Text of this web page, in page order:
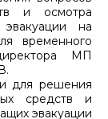
и осмотра
на
временного
МП
для решения
средств и
эвакуации